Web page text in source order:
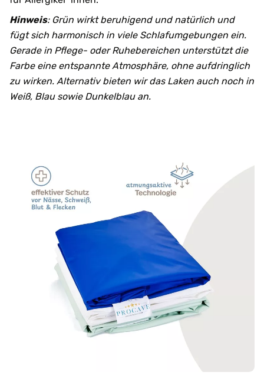
Hinweis: Grün wirkt beruhigend und natürlich und
fügt sich harmonisch in viele Schlafumgebungen ein.
Gerade in Pflege- oder Ruhebereichen unterstützt die
Farbe eine entspannte Atmosphäre, ohne aufdringlich
zu wirken. Alternativ bieten wir das Laken auch noch in
Weiß, Blau sowie Dunkelblau an.